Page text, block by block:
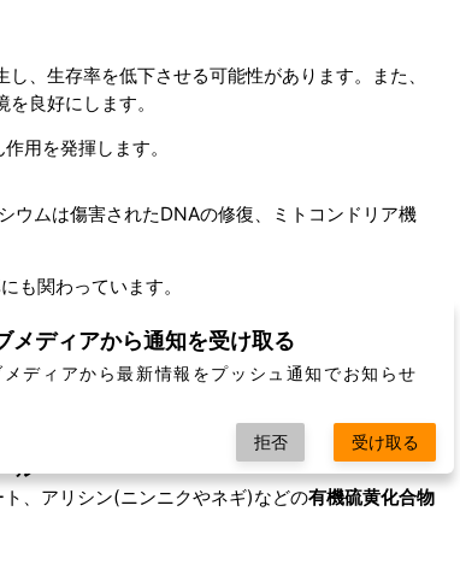
、生存率を低下させる可能性があります。また、
良好にします。
用を発揮します。
ウムは傷害されたDNAの修復、ミトコンドリア機
も関わっています。
いることがあり、これらは“ファイトケミカル
ル
、アリシン(ニンニクやネギ)などの有機硫黄化合物
メディアから通知を受け取る
ディアから最新情報をプッシュ通知でお知らせ
拒否 受け取る